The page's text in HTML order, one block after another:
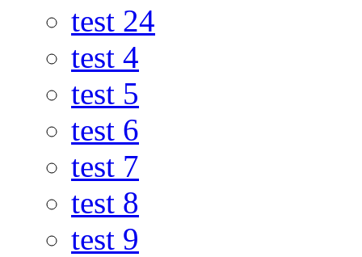
test 24
test 4
test 5
test 6
test 7
test 8
test 9